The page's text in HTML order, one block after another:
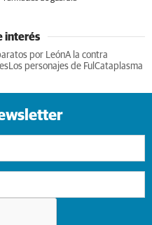
interés
por LeónA la contra
Los personajes de Ful Cataplasma